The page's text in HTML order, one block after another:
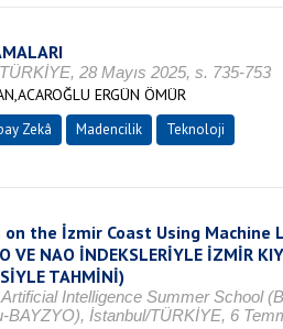
28 Mayıs 2025, s. 735-753
ERGÜN ÖMÜR
Zekâ Madencilik Teknoloji
the İzmir Coast Using Machine
NAO İNDEKSLERİYLE İZMİR
TAHMİNİ)
Intelligence Summer School
İstanbul/TÜRKİYE, 6